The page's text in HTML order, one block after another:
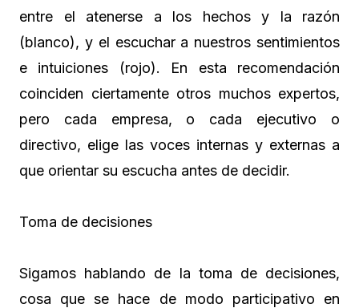
entre el atenerse a los hechos y la razón
(blanco), y el escuchar a nuestros sentimientos
e intuiciones (rojo). En esta recomendación
coinciden ciertamente otros muchos expertos,
pero cada empresa, o cada ejecutivo o
directivo, elige las voces internas y externas a
que orientar su escucha antes de decidir.
Toma de decisiones
Sigamos hablando de la toma de decisiones,
cosa que se hace de modo participativo en